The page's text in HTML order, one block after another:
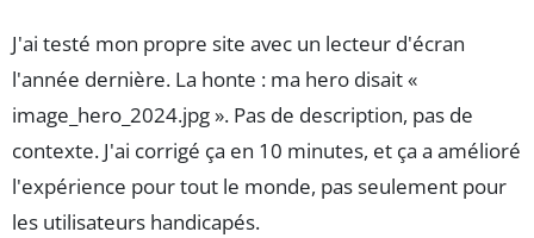
J'ai testé mon propre site avec un lecteur d'écran
l'année dernière. La honte : ma hero disait «
image_hero_2024.jpg ». Pas de description, pas de
contexte. J'ai corrigé ça en 10 minutes, et ça a amélioré
l'expérience pour tout le monde, pas seulement pour
les utilisateurs handicapés.